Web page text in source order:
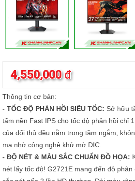
4,550,000đ
Thông tin cơ bản:
- TỐC ĐỘ PHẢN HỒI SIÊU TỐC: Sở hữu
tấm nền Fast IPS cho tốc độ phản hồi chỉ
của đối thủ đều nằm trong tầm ngắm,
ma nhờ công nghệ khử mờ DIC.
- ĐỘ NÉT & MÀU SẮC CHUẨN ĐỒ HỌA:
nét lấy tốc độ! G2721E mang đến độ